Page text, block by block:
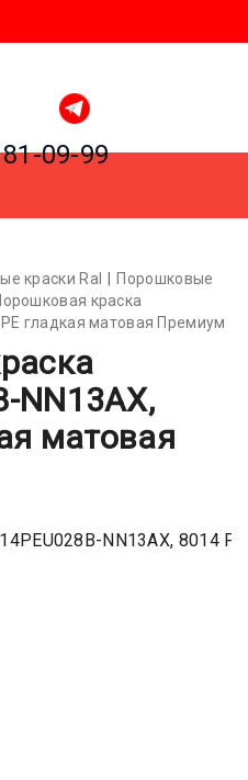
09-99
краски Ral
Порошковые
краска
гладкая матовая Премиум
NN13AX,
матовая